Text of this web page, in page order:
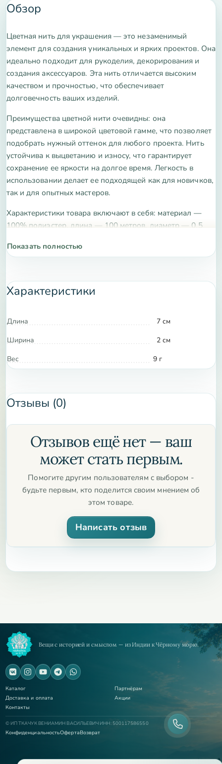
Обзор
Цветная нить для украшения — это незаменимый
элемент для создания уникальных и ярких проектов. Она
идеально подходит для рукоделия, декорирования и
создания аксессуаров. Эта нить отличается высоким
качеством и прочностью, что обеспечивает
долговечность ваших изделий.
Преимущества цветной нити очевидны: она
представлена в широкой цветовой гамме, что позволяет
подобрать нужный оттенок для любого проекта. Нить
устойчива к выцветанию и износу, что гарантирует
сохранение ее яркости на долгое время. Легкость в
использовании делает ее подходящей как для новичков,
так и для опытных мастеров.
Характеристики товара включают в себя: материал —
100% полиэстер, длина — 100 метров, диаметр — 0.5
делает ее универсальным инструментом в вашем
Приобретая цветную нить для украшения, вы получаете
возможность воплотить свои творческие идеи в
уникальное и незабываемое!
Показать полностью
Характеристики
Длина
7 см
Ширина
2 см
Вес
9 г
Отзывы (0)
Отзывов ещё нет — ваш
может стать первым.
Помогите другим пользователям с выбором -
будьте первым, кто поделится своим мнением об
этом товаре.
Написать отзыв
Вещи с историей и смыслом — из Индии к Чёрному морю.
Каталог
Партнёрам
Доставка и оплата
Акции
Контакты
© ИП ТКАЧУК ВЕНИАМИН ВАСИЛЬЕВИЧ ИНН: 500117586550
КонфиденциальностьОфертаВозврат